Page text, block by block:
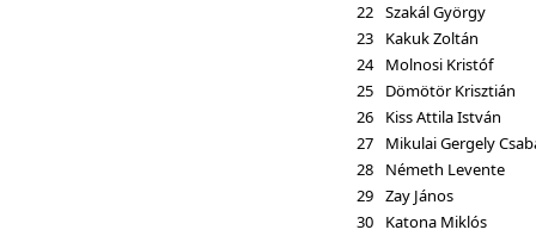
22 Szakál György
23
Kakuk Zoltán
24
Molnosi Kristóf
25
Dömötör Krisztián
26
Kiss Attila István
27
Mikulai Gergely
28
Németh Levente
29 Zay János
30
Katona Miklós